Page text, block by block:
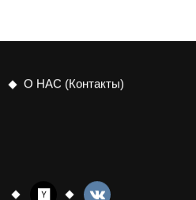
О НАС (Контакты)